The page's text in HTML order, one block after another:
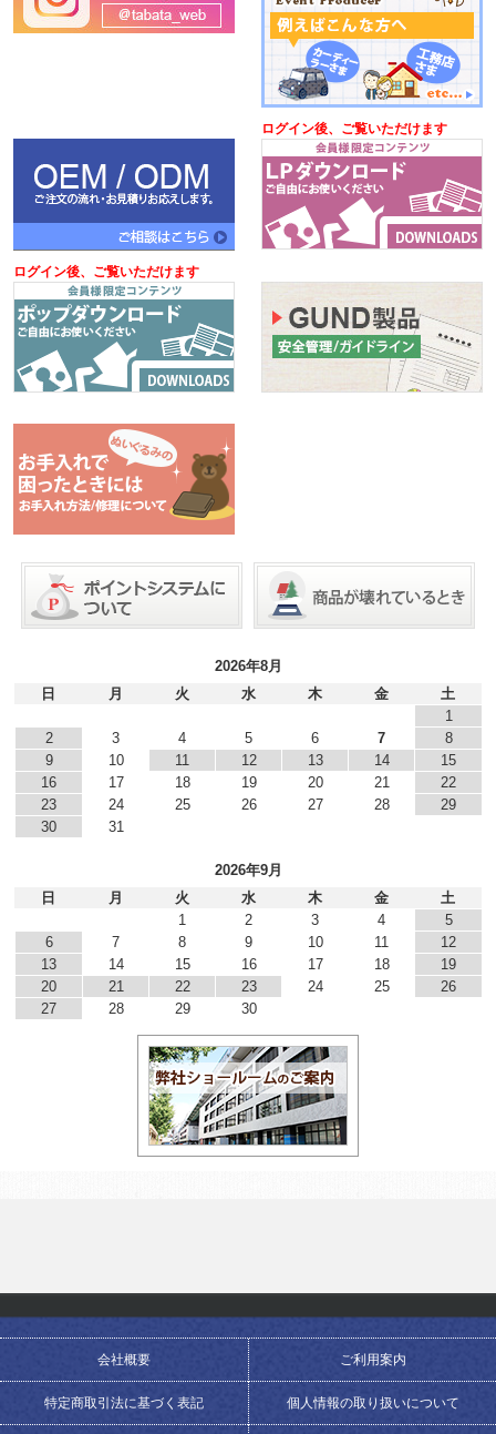
ログイン後、ご覧いただけます
ログイン後、ご覧いただけます
2026年8月
日
月 火 水 木 金
土
1
2
3 4 5 6 7
8
9
10 11 12 13 14
15
16
17 18 19 20 21
22
23
24 25 26 27 28
29
30
31
2026年9月
日
月 火 水 木 金
土
1
2 3 4
5
6
7 8 9 10 11
12
13
14 15 16 17 18
19
20
21 22 23 24 25
26
27
28 29 30
会社概要 ご利用案内
特定商取引法に基づく表記 個人情報の取り扱いについて